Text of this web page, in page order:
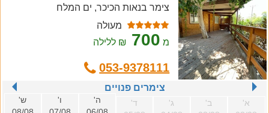
צימר בנאות הכיכר, ים המלח
מעולה
מ 700 ₪ ללילה
053-9378111
צימרים פנויים
א'
ב'
ג'
ד'
ה'
ו'
ש'